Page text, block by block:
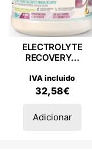
ELECTROLYTE
RECOVERY...
32,58€
IVA incluido
Adicionar